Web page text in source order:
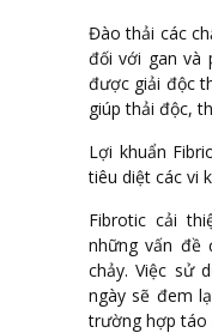
Đào thải các
đối với gan và
được giải độc
giúp thải độc,
Lợi khuẩn
tiêu diệt các vi
Fibrotic cải
những vấn đề
chảy. Việc sử
ngày sẽ đem
trường hợp táo